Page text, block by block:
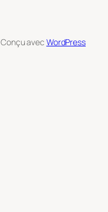
Conçu avec WordPress